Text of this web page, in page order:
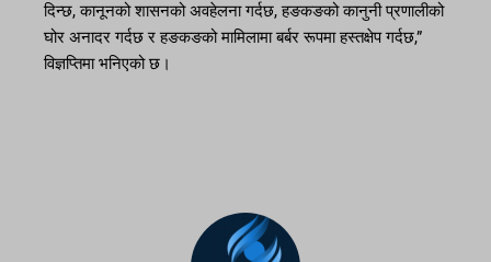
दिन्छ, कानूनको शासनको अवहेलना गर्दछ, हङकङको कानुनी प्रणालीको
घोर अनादर गर्दछ र हङकङको मामिलामा बर्बर रूपमा हस्तक्षेप गर्दछ,”
विज्ञप्तिमा भनिएको छ।